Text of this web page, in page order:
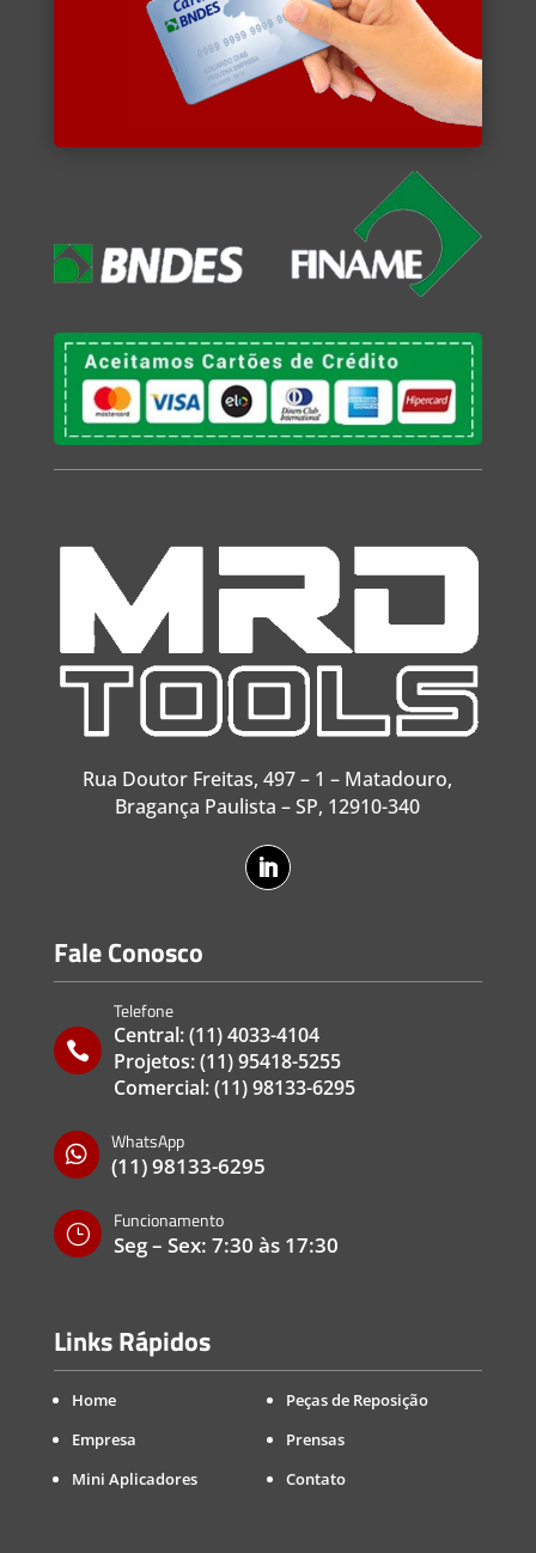
Rua Doutor Freitas, 497 – 1 – Matadouro,
Bragança Paulista – SP, 12910-340
Fale Conosco

Telefone
Central:(11) 4033-4104
Projetos:(11) 95418-5255
Comercial:(11) 98133-6295

WhatsApp
(11) 98133-6295
}
Funcionamento
Seg – Sex: 7:30 às 17:30
Links Rápidos
Home
Empresa
Mini Aplicadores
Peças de Reposição
Prensas
Contato